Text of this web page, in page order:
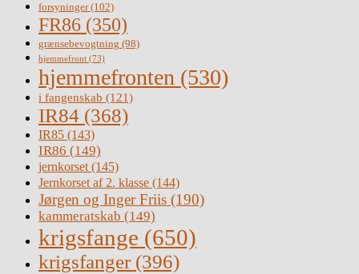
forsyninger(102)
FR86 (350)
grænsebevogtning (98)
hjemmefront (73)
hjemmefronten (530)
i fangenskab (121)
IR84 (368)
IR85 (143)
IR86 (149)
jernkorset(145)
Jernkorset af 2. klasse (144)
Jørgen og Inger Friis (190)
kammeratskab (149)
krigsfange (650)
krigsfanger (396)